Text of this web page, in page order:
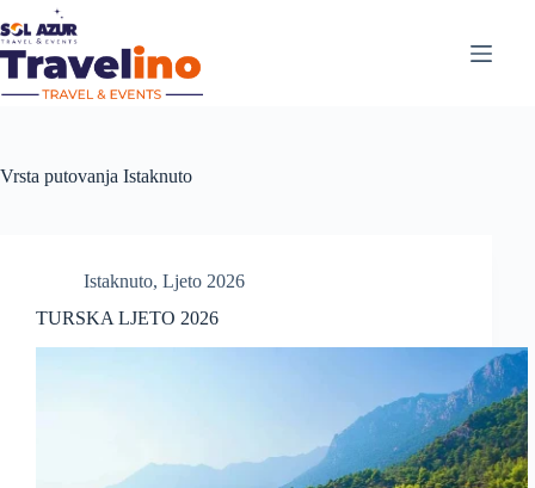
Vrsta putovanja Istaknuto
Istaknuto, Ljeto 2026
TURSKA LJETO 2026